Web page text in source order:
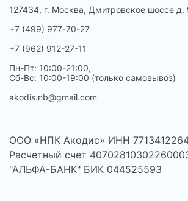
127434, г. Москва, Дмитровское шоссе д.
+7 (499) 977-70-27
+7 (962) 912-27-11
Пн-Пт: 10:00-21:00,
Сб-Вс: 10:00-19:00 (только самовывоз)
akodis.nb@gmail.com
ООО «НПК Акодис» ИНН
Расчетный счет
"АЛЬФА-БАНК" БИК 044525593